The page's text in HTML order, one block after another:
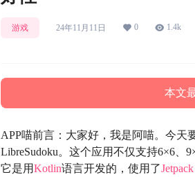
游戏 24年11月11日 0 1.4k
本文
APP喵前言：大家好，我是阿喵。今
LibreSudoku。这个应用不仅支持6×6、
它是用Kotlin语言开发的，使用了